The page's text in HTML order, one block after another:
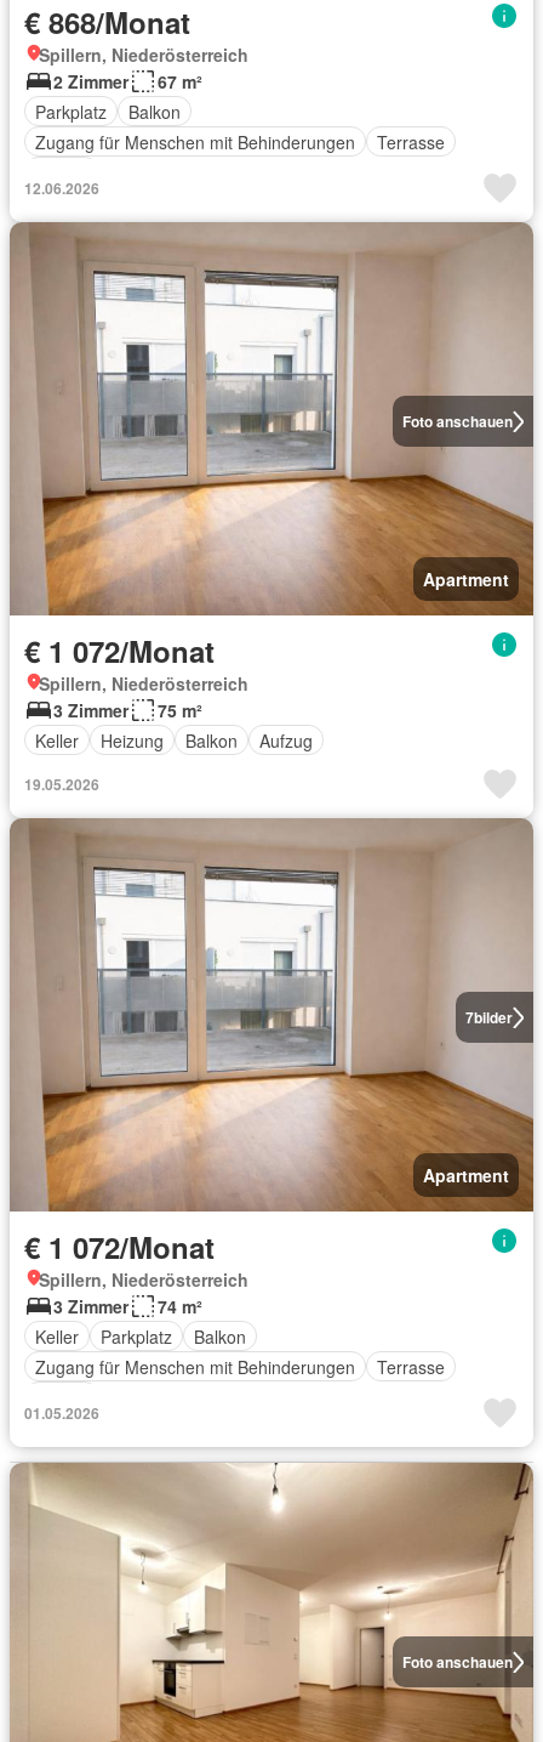
€ 868/Monat
Spillern, Niederösterreich
2 Zimmer
67 m²
Parkplatz
Balkon
Zugang für Menschen mit Behinderungen
Terrasse
12.06.2026
Foto anschauen
Apartment
€ 1 072/Monat
Spillern, Niederösterreich
3 Zimmer
75 m²
Keller
Heizung Balkon Aufzug
19.05.2026
7bilder
Apartment
€ 1 072/Monat
Spillern, Niederösterreich
3 Zimmer
74 m²
Keller
Parkplatz
Balkon
Zugang für Menschen mit Behinderungen
Terrasse
01.05.2026
Foto anschauen